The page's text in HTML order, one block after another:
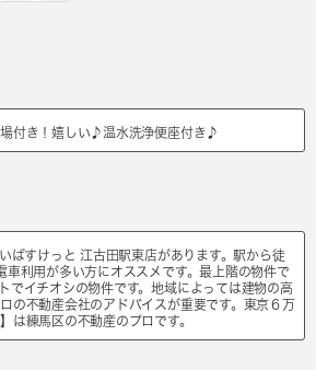
付き！嬉しい♪温⽔洗浄便座付き♪
ばすけっと 江古田駅東店があります。駅から徒
車利用が多い方にオススメです。最上階の物件で
でイチオシの物件です。地域によっては建物の高
の不動産会社のアドバイスが重要です。東京６万
は練馬区の不動産のプロです。